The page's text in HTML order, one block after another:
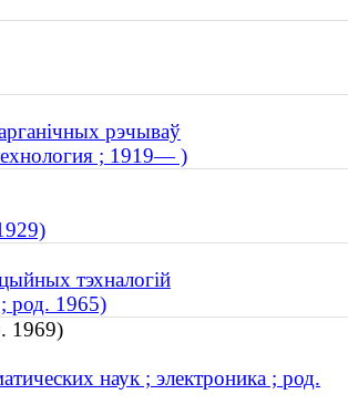
рэчываў
; 1919— )
тэхналогій
род. 1965)
1969)
наук ; электроника ; род.